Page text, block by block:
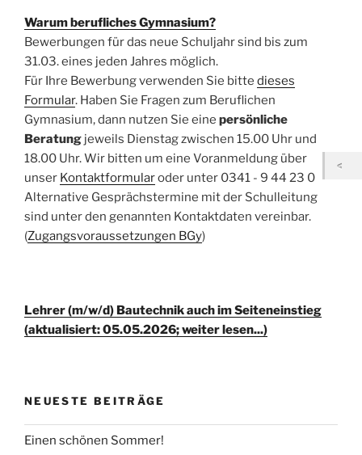
Warum berufliches Gymnasium?
Bewerbungen für das neue Schuljahr sind bis zum
31.03. eines jeden Jahres möglich.
Für Ihre Bewerbung verwenden Sie bitte dieses
Formular. Haben Sie Fragen zum Beruflichen
Gymnasium, dann nutzen Sie eine persönliche
Beratung jeweils Dienstag zwischen 15.00 Uhr und
18.00 Uhr. Wir bitten um eine Voranmeldung über
unser Kontaktformularoder unter 0341 - 9 44 23 0
Alternative Gesprächstermine mit der Schulleitung
sind unter den genannten Kontaktdaten vereinbar.
(Zugangsvoraussetzungen BGy)
Lehrer (m/w/d) Bautechnik auch im Seiteneinstieg
(aktualisiert: 05.05.2026; weiter lesen...)
NEUESTE BEITRÄGE
Einen schönen Sommer!